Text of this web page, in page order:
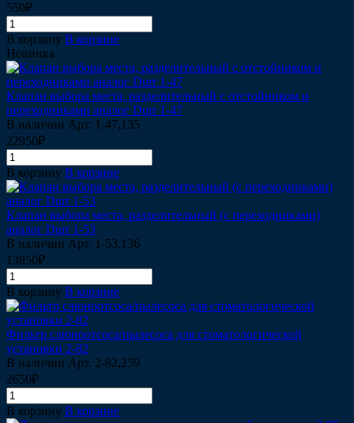
550₽
В корзину В корзине
Новинка
Клапан выбора места, разделительный c отстойником и
переходниками аналог Durr 1-47
В наличии Арт. 1-47,135
22950₽
В корзину В корзине
Клапан выбора места, разделительный (с переходниками)
аналог Durr 1-53
В наличии Арт. 1-53,136
13850₽
В корзину В корзине
Фильтр слюноотсоса/пылесоса для стоматологической
установки 2-82
В наличии Арт. 2-82,259
2650₽
В корзину В корзине